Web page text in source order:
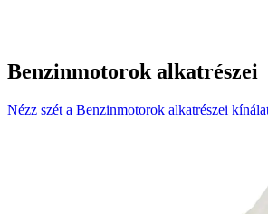
Benzinmotorok alkatrészei
Nézz szét a Benzinmotorok alkatrészei